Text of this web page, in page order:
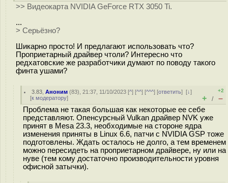
>> Видеокарта NVIDIA GeForce RTX 3050 Ti.
...
> Серьёзно?
Шикарно просто! И предлагают использовать что?
Проприетарный драйвер чтоли? Интересно что
редхатовские же разработчики думают по поводу такого
финта ушами?
3.83 ,Аноним (83), 21:37, 11/10/2023 [^] [^^] [^^^] [ответить][↓]
[к модератору]
+2
+ / –
Проблема не такая большая как некоторые ее себе
представляют. Опенсурсный Vulkan драйвер NVK уже
принят в Mesa 23.3, необходимые на стороне ядра
изменения приняты в Linux 6.6, патчи с NVIDIA GSP тоже
подготовлены. Ждать осталось не долго, а тем временем
можно пересидеть на проприетарном драйвере, ну или на
нуве (тем кому достаточно производительности уровня
офисной затычки).